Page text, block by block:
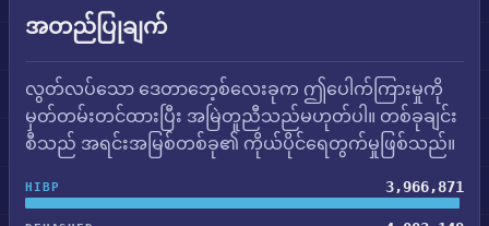
အတည်ပြုချက်
လွတ်လပ်သော ဒေတာဘေ့စ်လေးခုက ဤပေါက်ကြားမှုကို
မှတ်တမ်းတင်ထားပြီး အမြဲတူညီသည်မဟုတ်ပါ။ တစ်ခုချင်း
စီသည် အရင်းအမြစ်တစ်ခု၏ ကိုယ်ပိုင်ရေတွက်မှုဖြစ်သည်။
HIBP 3,966,871